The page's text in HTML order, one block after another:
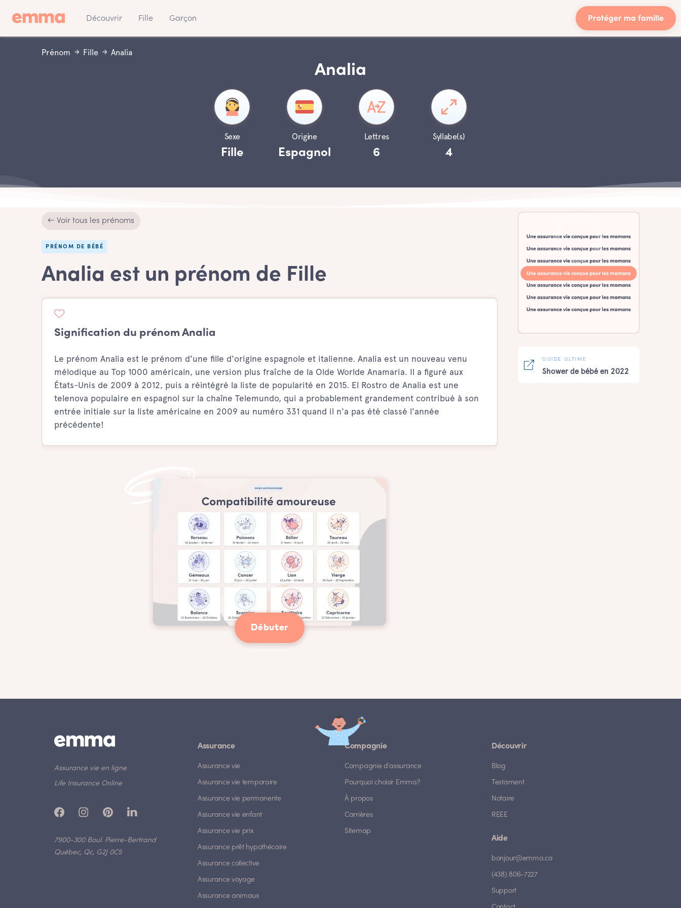
Découvrir Fille Garçon Protéger ma famille
Prénom Fille Analia
Analia
Sexe
Fille
Origine
Espagnol
Lettres
6
Syllabe(s)
4
← Voir tous les prénoms
PRÉNOM DE BÉBÉ
Analia est un prénom de Fille
Signification du prénom Analia
Le prénom Analia est le prénom d'une fille d'origine espagnole et italienne. Analia est un nouveau venu
mélodique au Top 1000 américain, une version plus fraîche de la Olde Worlde Anamaria. Il a figuré aux
États-Unis de 2009 à 2012, puis a réintégré la liste de popularité en 2015. El Rostro de Analia est une
telenova populaire en espagnol sur la chaîne Telemundo, qui a probablement grandement contribué à son
entrée initiale sur la liste américaine en 2009 au numéro 331 quand il n'a pas été classé l'année
précédente!
Débuter
GUIDE ULTIME
Shower de bébé en 2022
Assurance vie en ligne
Life Insurance Online
7900-300 Boul. Pierre-Bertrand
Québec, Qc, G2J 0C5
Assurance
Assurance vie
Assurance vie temporaire
Assurance vie permanente
Assurance vie enfant
Assurance vie prix
Assurance prêt hypothécaire
Assurance collective
Assurance voyage
Assurance animaux
Compagnie
Compagnie d'assurance
Pourquoi choisir Emma?
À propos
Carrières
Sitemap
Découvrir
Blog
Testament
Notaire
REEE
Aide
bonjour@emma.ca
(438) 806-7227
Support